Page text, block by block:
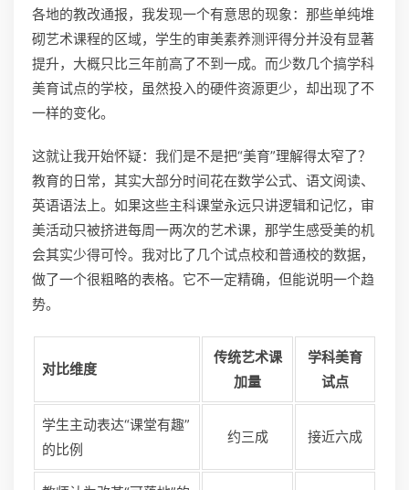
各地的教改通报，我发现一个有意思的现象：那些单纯堆
砌艺术课程的区域，学生的审美素养测评得分并没有显著
提升，大概只比三年前高了不到一成。而少数几个搞学科
美育试点的学校，虽然投入的硬件资源更少，却出现了不
一样的变化。
这就让我开始怀疑：我们是不是把“美育”理解得太窄了？
教育的日常，其实大部分时间花在数学公式、语文阅读、
英语语法上。如果这些主科课堂永远只讲逻辑和记忆，审
美活动只被挤进每周一两次的艺术课，那学生感受美的机
会其实少得可怜。我对比了几个试点校和普通校的数据，
做了一个很粗略的表格。它不一定精确，但能说明一个趋
势。
对比维度
传统艺术课
加量
学科美育
试点
学生主动表达“课堂有趣”
的比例
约三成 接近六成